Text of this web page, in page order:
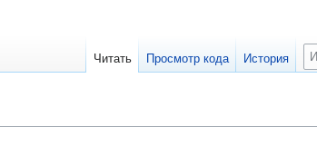
Читать Просмотр кода История
П
о
к